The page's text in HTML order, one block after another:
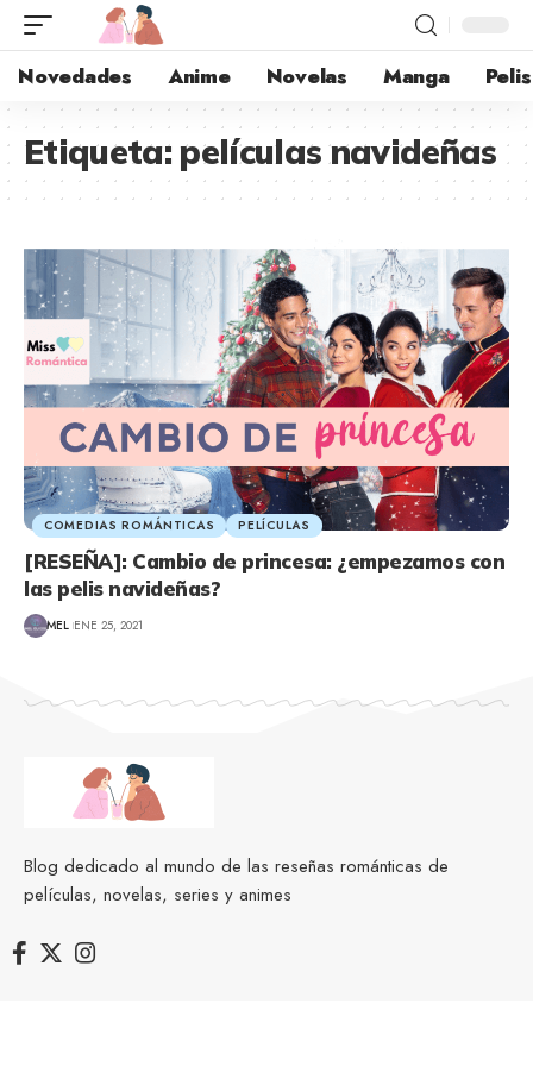
Novedades Anime Novelas Manga Pelis
Etiqueta:películas navideñas
COMEDIAS ROMÁNTICAS PELÍCULAS
[RESEÑA]: Cambio de princesa: ¿empezamos con
las pelis navideñas?
MEL ENE 25, 2021
Blog dedicado al mundo de las reseñas románticas de
películas, novelas, series y animes